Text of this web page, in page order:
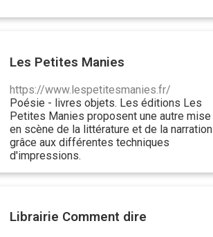
Les Petites Manies
https://www.lespetitesmanies.fr/
Poésie - livres objets. Les éditions Les
Petites Manies proposent une autre mise
en scène de la littérature et de la narration
grâce aux différentes techniques
d'impressions.
Librairie Comment dire